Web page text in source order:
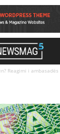
Reagimi i ambasadës